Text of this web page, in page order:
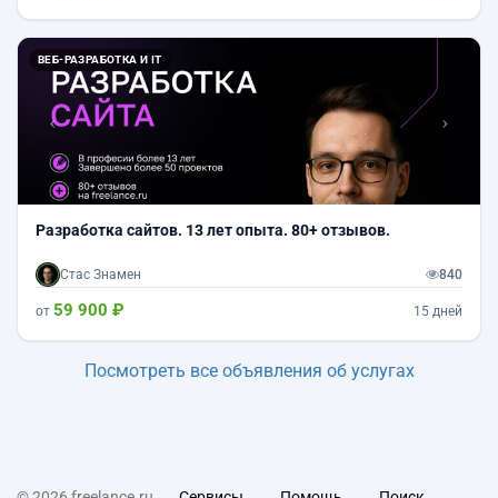
ВЕБ-РАЗРАБОТКА И IT
Назад
Разработка сайтов. 13 лет опыта. 80+ отзывов.
Стас Знамен 840
от 59 900 ₽ 15 дней
Посмотреть все объявления об услугах